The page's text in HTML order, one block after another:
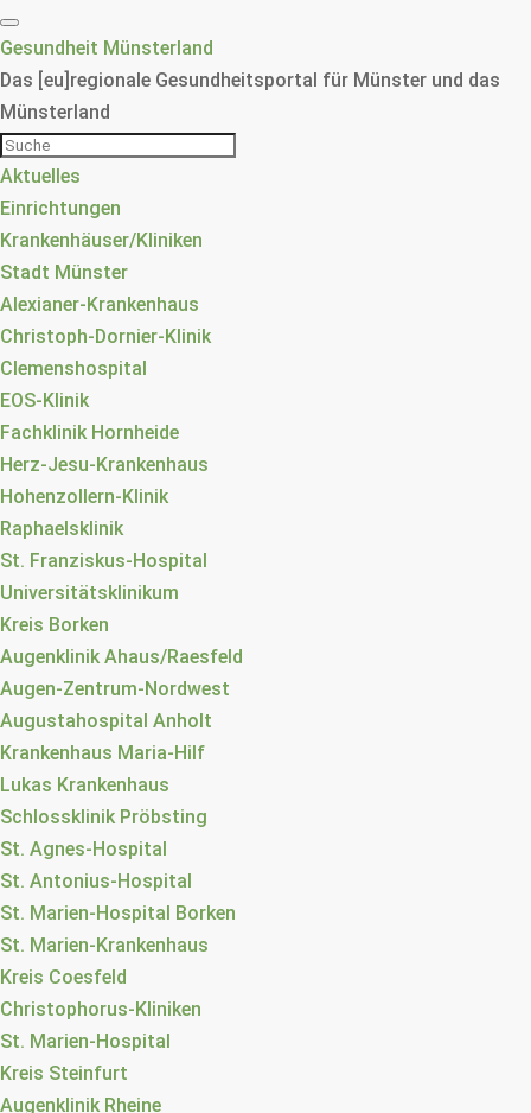
Gesundheit Münsterland
Das [eu]regionale Gesundheitsportal für Münster und das
Münsterland
Aktuelles
Einrichtungen
Krankenhäuser/Kliniken
Stadt Münster
Alexianer-Krankenhaus
Christoph-Dornier-Klinik
Clemenshospital
EOS-Klinik
Fachklinik Hornheide
Herz-Jesu-Krankenhaus
Hohenzollern-Klinik
Raphaelsklinik
St. Franziskus-Hospital
Universitätsklinikum
Kreis Borken
Augenklinik Ahaus/Raesfeld
Augen-Zentrum-Nordwest
Augustahospital Anholt
Krankenhaus Maria-Hilf
Lukas Krankenhaus
Schlossklinik Pröbsting
St. Agnes-Hospital
St. Antonius-Hospital
St. Marien-Hospital Borken
St. Marien-Krankenhaus
Kreis Coesfeld
Christophorus-Kliniken
St. Marien-Hospital
Kreis Steinfurt
Augenklinik Rheine